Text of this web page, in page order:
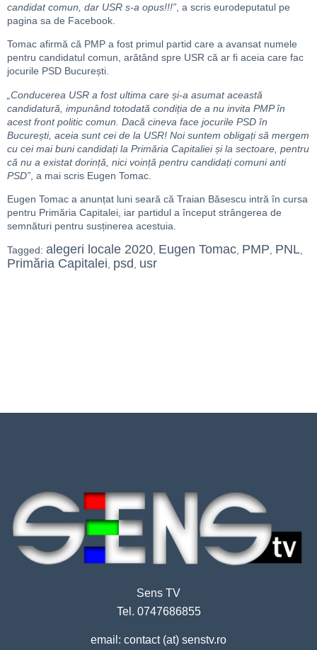
candidat comun, dar USR s-a opus!!!” , a scris eurodeputatul pe
pagina sa de Facebook.
Tomac afirmă că PMP a fost primul partid care a avansat numele
pentru candidatul comun, arătând spre USR că ar fi aceia care fac
jocurile PSD București.
„Conducerea USR a fost ultima care și-a asumat această
candidatură, impunând totodată condiția de a nu invita PMP în
acest front politic comun. Dacă cineva face jocurile PSD în
București, aceia sunt cei de la USR! Noi suntem obligați să mergem
cu cei mai buni candidați la Primăria Capitaliei și la sectoare, pentru
că nu a existat dorință, nici voință pentru candidați comuni anti
PSD” , a mai scris Eugen Tomac.
Eugen Tomac a anunțat luni seară că Traian Băsescu intră în cursa
pentru Primăria Capitalei, iar partidul a început strângerea de
semnături pentru susținerea acestuia.
Tagged: alegeri locale 2020, Eugen Tomac, PMP, PNL,
Primăria Capitalei, psd, usr
Sens TV
Tel. 0747686855
email: contact (at) senstv.ro